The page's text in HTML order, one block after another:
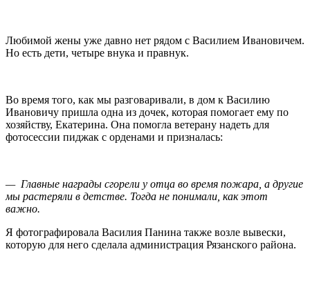
Любимой жены уже давно нет рядом с Василием Ивановичем.
Но есть дети, четыре внука и правнук.
Во время того, как мы разговаривали, в дом к Василию
Ивановичу пришла одна из дочек, которая помогает ему по
хозяйству, Екатерина. Она помогла ветерану надеть для
фотосессии пиджак с орденами и призналась:
— Главные награды сгорели у отца во время пожара, а другие
мы растеряли в детстве. Тогда не понимали, как этот
важно.
Я фотографировала Василия Панина также возле вывески,
которую для него сделала администрация Рязанского района.